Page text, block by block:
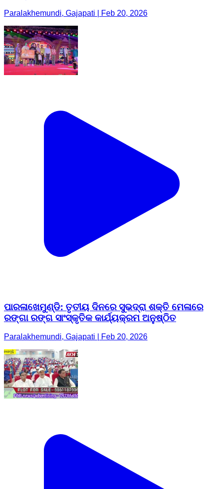
Paralakhemundi, Gajapati | Feb 20, 2026
ପାରଳାଖେମୁଣ୍ଡି: ତୃତୀୟ ଦିନରେ ସୁଭଦ୍ରା ଶକ୍ତି ମେଳାରେ
ରଙ୍ଗା ରଙ୍ଗ ସାଂସ୍କୃତିକ କାର୍ଯ୍ୟକ୍ରମ ଅନୁଷ୍ଠିତ
Paralakhemundi, Gajapati | Feb 20, 2026